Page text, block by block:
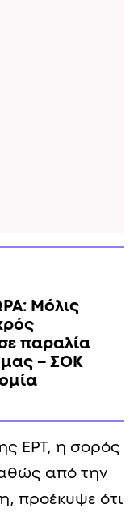
Μόλις
παραλία
– ΣΟΚ
ΕΡΤ, η σορός
από την
προέκυψε ότι